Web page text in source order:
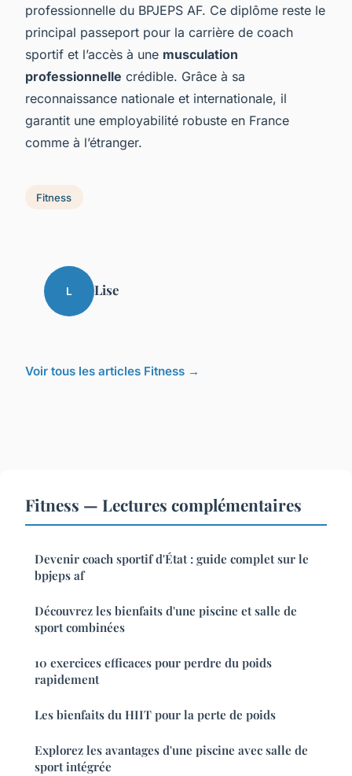
professionnelle du BPJEPS AF. Ce diplôme reste le
principal passeport pour la carrière de coach
sportif et l’accès à une musculation
professionnelle crédible. Grâce à sa
reconnaissance nationale et internationale, il
garantit une employabilité robuste en France
comme à l’étranger.
Fitness
L Lise
Voir tous les articles Fitness →
Fitness — Lectures complémentaires
Devenir coach sportif d'État : guide complet sur le
bpjeps af
Découvrez les bienfaits d'une piscine et salle de
sport combinées
10 exercices efficaces pour perdre du poids
rapidement
Les bienfaits du HIIT pour la perte de poids
Explorez les avantages d'une piscine avec salle de
sport intégrée